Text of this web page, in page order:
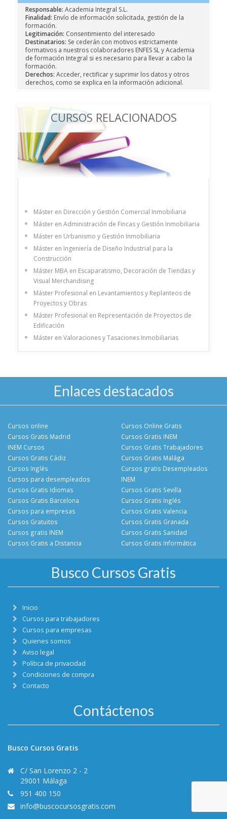
Responsable: Academia Integral S.L.
Finalidad: Envío de información solicitada, gestión de la
formación.
Legitimación: Consentimiento del interesado
Destinatarios: Se cederán con motivos estrictamente
formativos a nuestros colaboradores ENFES SL y Academia
de formación Integral si es necesario para llevar a cabo la
formación.
Derechos: Acceder, rectificar y suprimir los datos y otros
derechos, como se explica en la información adicional.
CURSOS RELACIONADOS
Máster en Dirección y Gestión Comercial Inmobiliaria
Máster en Administración de Fincas y Gestión Inmobiliaria
Máster en Urbanismo y Gestión Inmobiliaria
Máster en Ingeniería de Diseño Industrial para la
Construcción
Máster MBA en Escaparatismo, Decoración de Tiendas y
Visual Merchandising
Máster Profesional en Levantamientos y Replanteos de
Proyectos y Obras
Máster Profesional en Representación de Proyectos de
Edificación
Máster en Valoraciones y Tasaciones Inmobiliarias
Enlaces destacados
Cursos online
Cursos Gratis Madrid
INEM Cursos
Cursos Gratis Cádiz
Cursos Online Gratis
Cursos Gratis INEM
Cursos Gratis Trabajadores
Cursos Gratis Malága
Cursos Inglés
Cursos para desempleados
Cursos Gratis Idiomas
Cursos Gratis Barcelona
Cursos gratis Desempleados
INEM
Cursos Gratis Sevilla
Cursos Gratis Inglés
Cursos para empresas
Cursos Gratuitos
Cursos gratis INEM
Cursos Gratis a Distancia
Cursos Gratis Valencia
Cursos Gratis Granada
Cursos Gratis Sanidad
Cursos Gratis Informática
Busco Cursos Gratis
Inicio
Cursos para trabajadores
Cursos para empresas
Quienes somos
Aviso legal
Política de privacidad
Condiciones de compra
Contacto
Contáctenos
Busco Cursos Gratis
C/ San Lorenzo 2 - 2
29001 Málaga
951 400 150
info@buscocursosgratis.com